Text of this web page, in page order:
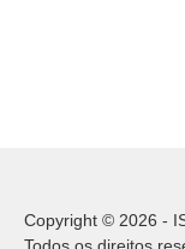
Copyright © 2026 -